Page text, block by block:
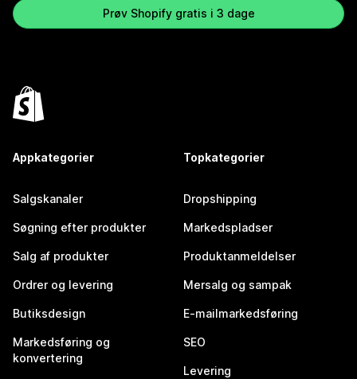
Prøv Shopify gratis i 3 dage
Appkategorier
Salgskanaler
Søgning efter produkter
Salg af produkter
Ordrer og levering
Butiksdesign
Markedsføring og
konvertering
Topkategorier
Dropshipping
Markedspladser
Produktanmeldelser
Mersalg og sampak
E-mailmarkedsføring
SEO
Levering